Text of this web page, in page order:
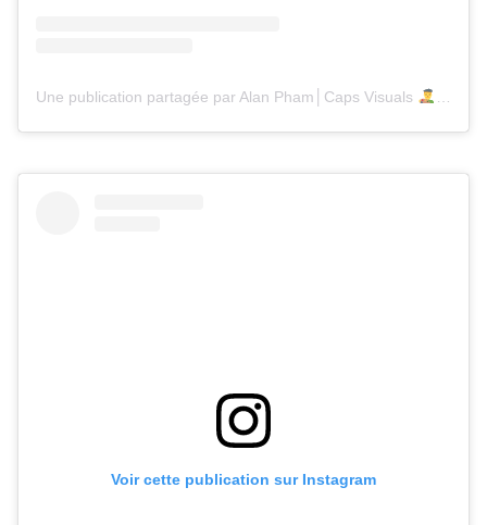
Une publication partagée par Alan Pham│Caps Visuals
Voir cette publication sur Instagram